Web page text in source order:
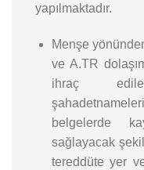
yapılmaktadır.
Menşe
ve A.TR
ihraç
belgelerde
sağlayacak
tereddüte yer